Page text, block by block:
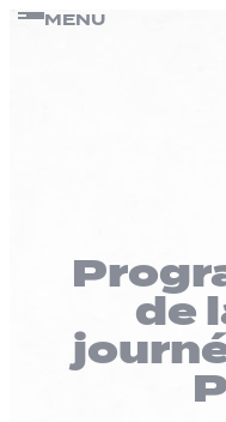
Passer
MENU
de
Panneau de